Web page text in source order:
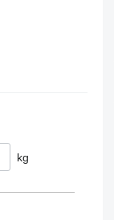
kg